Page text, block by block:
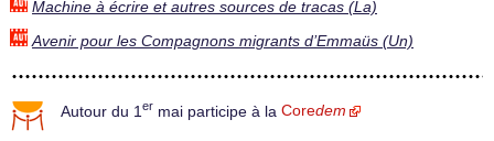
Machine à écrire et autres sources de tracas (La)
Avenir pour les Compagnons migrants d’Emmaüs (Un)
Autour du 1 er mai participe à la Coredem